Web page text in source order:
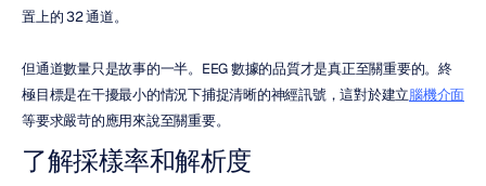
置上的 32 通道。
但通道數量只是故事的一半。EEG 數據的品質才是真正至關重要的。終
極目標是在干擾最小的情況下捕捉清晰的神經訊號，這對於建立腦機介面
等要求嚴苛的應用來說至關重要。
了解採樣率和解析度